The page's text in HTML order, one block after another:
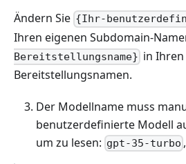
Ändern Sie {Ihr-
Ihren eigenen Subdomain-
Bereitstellungsname} in
Bereitstellungsnamen.
Der Modellname muss
benutzerdefinierte Modell
um zu lesen: gpt-35-turbo ,